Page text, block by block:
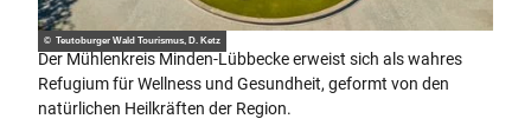
© Teutoburger Wald Tourismus, D. Ketz
Der Mühlenkreis Minden-Lübbecke erweist sich als wahres
Refugium für Wellness und Gesundheit, geformt von den
natürlichen Heilkräften der Region.